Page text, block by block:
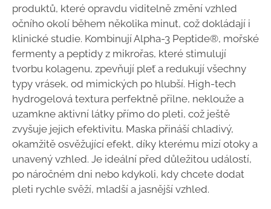
produktů, které opravdu viditelně změní vzhled
očního okolí během několika minut, což dokládají i
klinické studie. Kombinují Alpha-3 Peptide®, mořské
fermenty a peptidy z mikrořas, které stimulují
tvorbu kolagenu, zpevňují pleť a redukují všechny
typy vrásek, od mimických po hlubší. High-tech
hydrogelová textura perfektně přilne, neklouže a
uzamkne aktivní látky přímo do pleti, což ještě
zvyšuje jejich efektivitu. Maska přináší chladivý,
okamžitě osvěžující efekt, díky kterému mizí otoky a
unavený vzhled. Je ideální před důležitou událostí,
po náročném dni nebo kdykoli, kdy chcete dodat
pleti rychle svěží, mladší a jasnější vzhled.